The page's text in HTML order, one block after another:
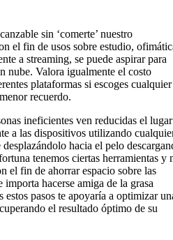
sin ‘comerte’ nuestro
el fin de usos sobre estudio,
a streaming, se puede aspirar para
nube. Valora igualmente el costo
plataformas si escoges cualquier
recuerdo.
ineficientes ven reducidas el
a las dispositivos utilizando
hacia el pelo
tenemos ciertas herramientas y
el fin de ahorrar espacio sobre las
hacerse amiga de la grasa
estos pasos te apoyaría a optimizar
el resultado óptimo de su